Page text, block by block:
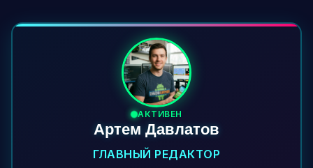
АКТИВЕН
Артем Давлатов
ГЛАВНЫЙ РЕДАКТОР